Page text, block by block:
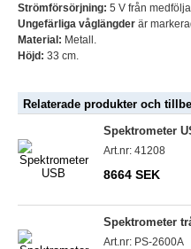
Strömförsörjning: 5 V från
Ungefärliga våglängder är
Material: Metall.
Höjd: 33 cm.
Relaterade produkter och
Spektrometer
Art.nr: 41208
8664 SEK
Spektrometer
Art.nr: PS-2600A